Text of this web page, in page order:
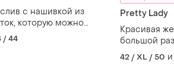
с нашивкой из
которую можно
с серебристого на
/ 44
Pretty Lady
Красивая
большой
блузочка
42 / XL / 50